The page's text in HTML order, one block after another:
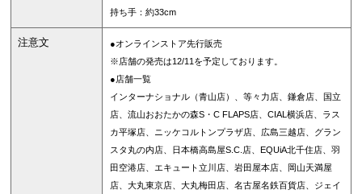
持ち手：約33cm
注意文
●オンラインストア先行販売
※店舗の発売は12/11を予定しております。
●店舗一覧
インターナショナル（青山店）、等々力店、鎌倉店、国立
店、流山おおたかの森S・C FLAPS店、CIAL横浜店、ラス
カ平塚店、ニッケコルトンプラザ店、広島三越店、グラン
スタ丸の内店、日本橋高島屋S.C.店、EQUiA北千住店、羽
田空港店、エキュート立川店、岩田屋本店、岡山天満屋
店、大丸東京店、大丸梅田店、名古屋名鉄百貨店、ジェイ